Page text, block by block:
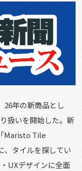
26年の新商品とし
扱いを開始した。新
Maristo Tile
、タイルを探してい
・ UXデザインに全面